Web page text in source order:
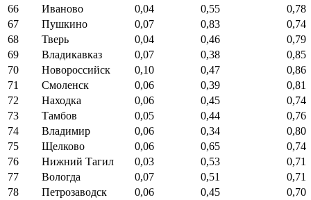
66
Иваново 0,04 0,55
0,78
67
Пушкино 0,07 0,83
0,74
68
Тверь 0,04 0,46
0,79
69
Владикавказ 0,07 0,38
0,85
70
Новороссийск 0,10 0,47
0,86
71
Смоленск 0,06 0,39
0,81
72
Находка 0,06 0,45
0,74
73
Тамбов 0,05 0,44
0,76
74
Владимир 0,06 0,34
0,80
75
Щелково 0,06 0,65
0,74
76
Нижний Тагил 0,03 0,53
0,71
77
Вологда 0,07 0,51
0,71
78
Петрозаводск 0,06 0,45
0,70